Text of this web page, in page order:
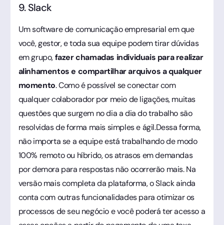
9. Slack
Um software de comunicação empresarial em que
você, gestor, e toda sua equipe podem tirar dúvidas
em grupo,fazer chamadas individuais para realizar
alinhamentos e compartilhar arquivos a qualquer
momento. Como é possível se conectar com
qualquer colaborador por meio de ligações, muitas
questões que surgem no dia a dia do trabalho são
resolvidas de forma mais simples e ágil.Dessa forma,
não importa se a equipe está trabalhando de modo
100% remoto ou híbrido, os atrasos em demandas
por demora para respostas não ocorrerão mais. Na
versão mais completa da plataforma, o Slack ainda
conta com outras funcionalidades para otimizar os
processos de seu negócio e você poderá ter acesso a